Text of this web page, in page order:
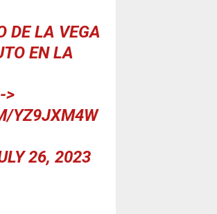
DE LA VEGA
EN LA
>
YZ9JXM4W
26, 2023